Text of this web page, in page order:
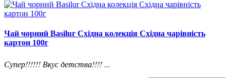
Чай чорний Basilur Східна колекція Східна чарівність
картон 100г
Супер!!!!!! Вкус детства!!!! ...